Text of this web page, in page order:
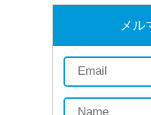
メル